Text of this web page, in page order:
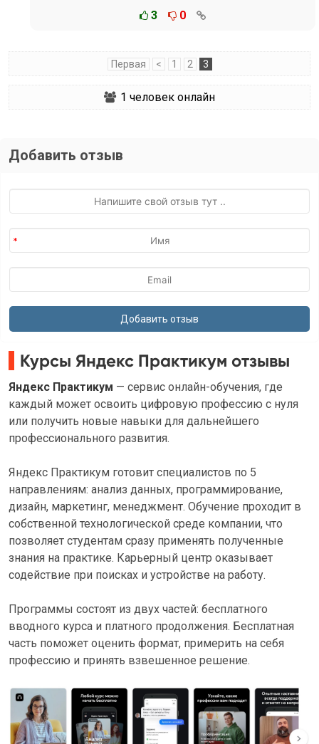
3 0
Первая < 1 2 3
1 человек онлайн
Добавить отзыв
Курсы Яндекс Практикум отзывы
Яндекс Практикум — сервис онлайн-обучения, где
каждый может освоить цифровую профессию с нуля
или получить новые навыки для дальнейшего
профессионального развития.
Яндекс Практикум готовит специалистов по 5
направлениям: анализ данных, программирование,
дизайн, маркетинг, менеджмент. Обучение проходит в
собственной технологической среде компании, что
позволяет студентам сразу применять полученные
знания на практике. Карьерный центр оказывает
содействие при поисках и устройстве на работу.
Программы состоят из двух частей: бесплатного
вводного курса и платного продолжения. Бесплатная
часть поможет оценить формат, примерить на себя
профессию и принять взвешенное решение.